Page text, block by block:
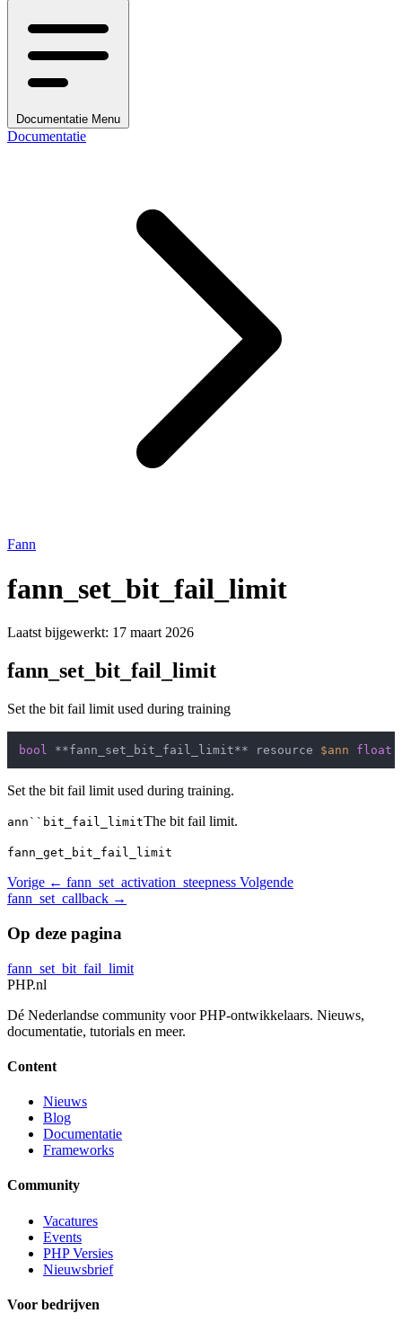
Documentatie Menu
Documentatie
Fann
fann_set_bit_fail_limit
Laatst bijgewerkt: 17 maart 2026
fann_set_bit_fail_limit
Set the bit fail limit used during training
bool **fann_set_bit_fail_limit** resource $ann float
Set the bit fail limit used during training.
ann``bit_fail_limitThe bit fail limit.
fann_get_bit_fail_limit
Vorige ← fann_set_activation_steepness Volgende
fann_set_callback →
Op deze pagina
fann_set_bit_fail_limit
PHP.nl
Dé Nederlandse community voor PHP-ontwikkelaars. Nieuws,
documentatie, tutorials en meer.
Content
Nieuws
Blog
Documentatie
Frameworks
Community
Vacatures
Events
PHP Versies
Nieuwsbrief
Voor bedrijven